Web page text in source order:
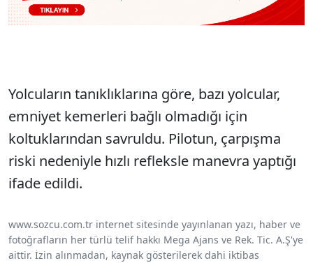
Yolcuların tanıklıklarına göre, bazı yolcular,
emniyet kemerleri bağlı olmadığı için
koltuklarından savruldu. Pilotun, çarpışma
riski nedeniyle hızlı refleksle manevra yaptığı
ifade edildi.
www.sozcu.com.tr internet sitesinde yayınlanan yazı, haber ve
fotoğrafların her türlü telif hakkı Mega Ajans ve Rek. Tic. A.Ş'ye
aittir. İzin alınmadan, kaynak gösterilerek dahi iktibas